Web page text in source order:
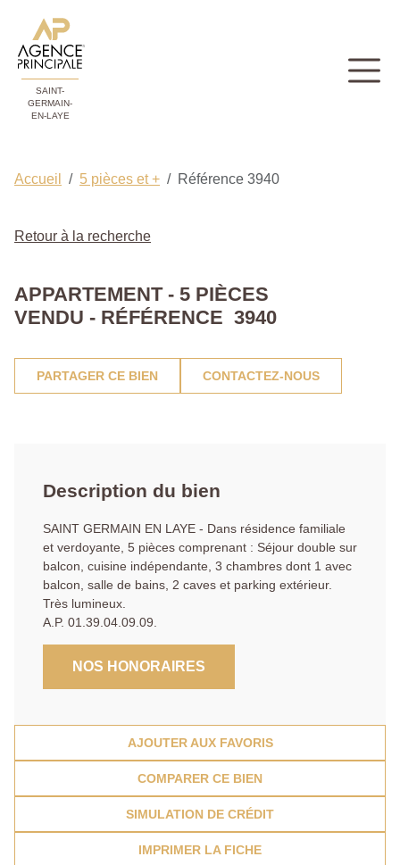
SAINT-
GERMAIN-
EN-LAYE
Accueil 5 pièces et + Référence 3940
Retour à la recherche
APPARTEMENT - 5 PIÈCES
VENDU - RÉFÉRENCE 3940
PARTAGER CE BIEN CONTACTEZ-NOUS
Description du bien
SAINT GERMAIN EN LAYE - Dans résidence familiale
et verdoyante, 5 pièces comprenant : Séjour double sur
balcon, cuisine indépendante, 3 chambres dont 1 avec
balcon, salle de bains, 2 caves et parking extérieur.
Très lumineux.
A.P. 01.39.04.09.09.
NOS HONORAIRES
AJOUTER AUX FAVORIS
COMPARER CE BIEN
SIMULATION DE CRÉDIT
IMPRIMER LA FICHE